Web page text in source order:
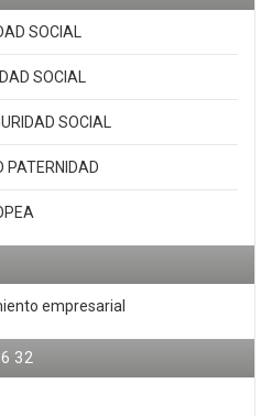
SOCIAL
SOCIAL
SOCIAL
PATERNIDAD
empresarial
32